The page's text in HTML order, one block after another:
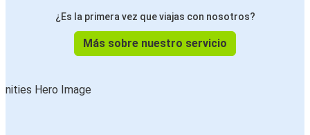
¿Es la primera vez que viajas con nosotros?
Más sobre nuestro servicio